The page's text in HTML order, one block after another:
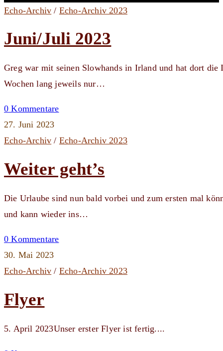
Echo-Archiv / Echo-Archiv 2023
Juni/Juli 2023
Greg war mit seinen Slowhands in Irland und hat dort
Wochen lang jeweils nur…
0 Kommentare
27. Juni 2023
Echo-Archiv / Echo-Archiv 2023
Weiter geht’s
Die Urlaube sind nun bald vorbei und zum ersten mal
und kann wieder ins…
0 Kommentare
30. Mai 2023
Echo-Archiv / Echo-Archiv 2023
Flyer
5. April 2023Unser erster Flyer ist fertig....